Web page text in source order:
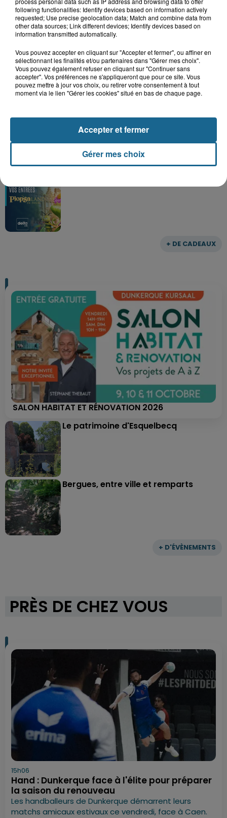
+ DE CADEAUX
Gagnez vos entrées pour Dennlys
Parc
Bagatelle
+ D'ÉVÈNEMENTS
SALON HABITAT ET RÉNOVATION 2026
Le patrimoine d'Esquelbecq
Bergues, entre ville et remparts
PRÈS DE CHEZ VOUS
15h06
Hand : Dunkerque face à l'élite pour préparer
la saison du renouveau
Les handballeurs de Dunkerque démarrent leurs
matchs amicaux estivaux ce vendredi, face à Caen.
following functionalities: Identify devices based on information actively
requested; Use precise geolocation data; Match and combine data from
other data sources; Link different devices; Identify devices based on
information transmitted automatically.
Vous pouvez accepter en cliquant sur "Accepter et fermer", ou affiner en
sélectionnant les finalités et/ou partenaires dans "Gérer mes choix".
Vous pouvez également refuser en cliquant sur "Continuer sans
accepter". Vos préférences ne s'appliqueront que pour ce site. Vous
pouvez mettre à jour vos choix, ou retirer votre consentement à tout
moment via le lien "Gérer les cookies" situé en bas de chaque page.
Gérer mes choix
Accepter et fermer